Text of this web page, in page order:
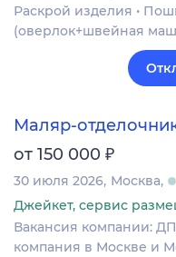
Раскрой изделия •
(оверлок+швейная
Маляр-
от 150 000 ₽
30 июля 2026 Москва
Джейкет, сервис
Вакансия компании:
компания в Москве и